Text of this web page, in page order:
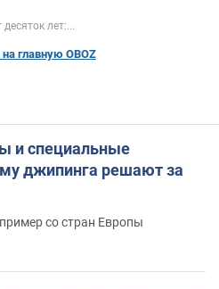
десяток лет:...
главную OBOZ
и специальные
джипинга решают за
со стран Европы